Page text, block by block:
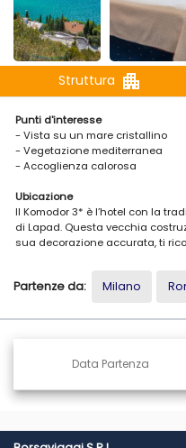
Struttura apartment
Punti d'interesse
- Vista su un mare cristallino
- Vegetazione mediterranea
- Accoglienza calorosa
Ubicazione
Il Komodor 3* è l’hotel con la
di Lapad. Questa vecchia
sua decorazione accurata, ti
ospiti quiete e tranquillità. Il
città vecchia di Dubrovnik è a 4
nella dependance.
nell'edificio principale sonno
Partenze da: Milano
Data Partenza